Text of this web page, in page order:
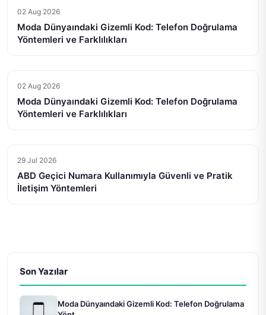
02 Aug 2026
Moda Dünyaındaki Gizemli Kod: Telefon Doğrulama
Yöntemleri ve Farklılıkları
02 Aug 2026
Moda Dünyaındaki Gizemli Kod: Telefon Doğrulama
Yöntemleri ve Farklılıkları
29 Jul 2026
ABD Geçici Numara Kullanımıyla Güvenli ve Pratik
İletişim Yöntemleri
Son Yazılar
Moda Dünyaındaki Gizemli Kod: Telefon Doğrulama